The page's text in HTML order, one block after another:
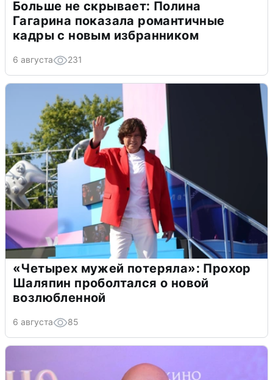
Больше не скрывает: Полина
Гагарина показала романтичные
кадры с новым избранником
6 августа 231
«Четырех мужей потеряла»: Прохор
Шаляпин проболтался о новой
возлюбленной
6 августа 85